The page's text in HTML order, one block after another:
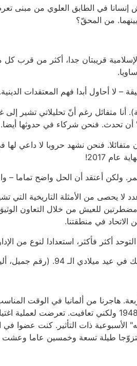
في الطابق العلوي من مبنى
من المحقّ؟
قريبتان جدا، أكثر من
– لا أحاول أبدا فهم المعتقدات
أنا متفائل رغم أنّ تحليلاتي تشير
أن تحدث. فنحن شركاء في حدوثها أيضا.
فنحن نشهد حروبا لا داعي لها
2017!
ولكن أعتقد أن الحل واضح تماما –
لا يحصى من الأمثلة التاريخية
للعيش من خلال التعاون
الاتحاد في منطقتنا.
أكثر فأكثر، استعدادا لنوع من
(رقم جميل، أليس كذلك؟)
هاجرنا من ألمانيا في الوقت
حدث لبعض أصدقائي. أصبت إصابة بالغة جدا في حرب
الأسبوعية ذات التأثير. كنت
طيلة تسعة وخمسين عاما